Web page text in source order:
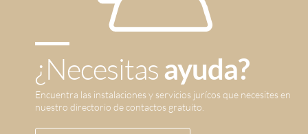
¿Necesitasayuda?
Encuentra las instalaciones y servicios jurícos que necesites en
nuestro directorio de contactos gratuito.